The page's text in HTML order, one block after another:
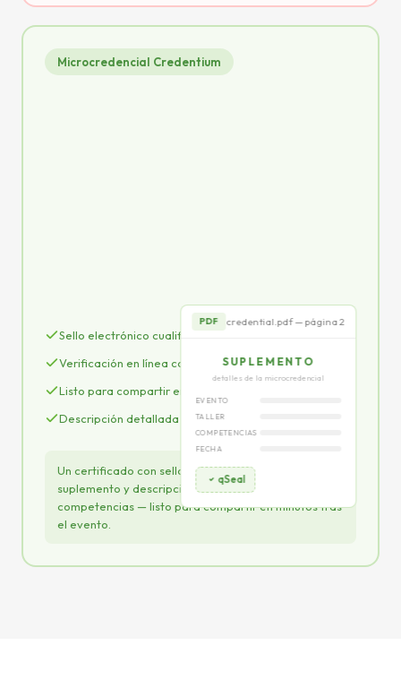
Microcredencial Credentium
PDF credential.pdf — página 2
SUPLEMENTO
detalles de la microcredencial
EVENTO
TALLER
COMPETENCIAS
FECHA
qSeal
Sello electrónico cualificado eIDAS (qSeal)
Verificación en línea con un clic
Listo para compartir en LinkedIn
Descripción detallada de competencias
Un certificado con sello electrónico cualificado,
suplemento y descripción completa de
competencias — listo para compartir en minutos tras
el evento.